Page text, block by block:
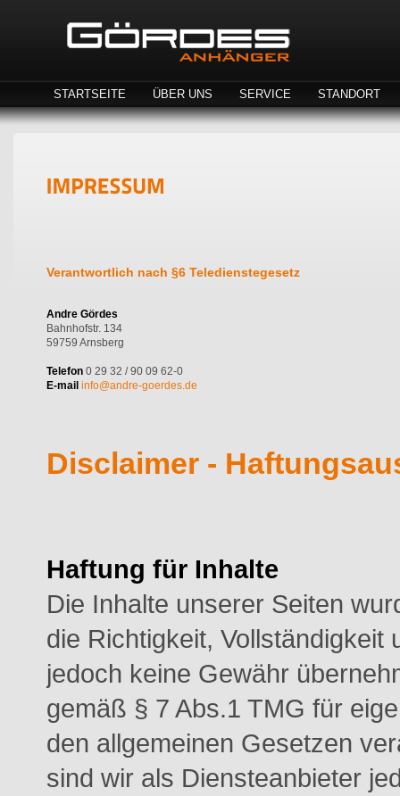
STARTSEITE ÜBER UNS SERVICE STANDORT
Verantwortlich nach §6 Teledienstegesetz
Andre Gördes
Bahnhofstr. 134
59759 Arnsberg
Telefon 0 29 32 / 90 09 62-0
E-mail info@andre-goerdes.de
Disclaimer -
Haftung für Inhalte
Die Inhalte unserer Seiten
die Richtigkeit, Vollständigkeit
jedoch keine Gewähr
gemäß § 7 Abs.1 TMG für
den allgemeinen Gesetzen
sind wir als Diensteanbieter